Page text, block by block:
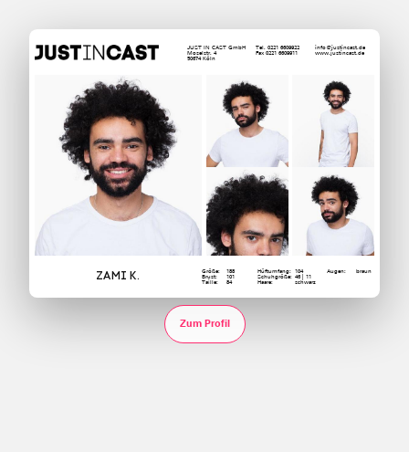
JUST IN CAST GmbH
Moselstr. 4
50674 Köln
Tel. 0221 6609922
Fax 0221 6609911
info@justincast.de
www.justincast.de
Zami K. Größe: 188 Hüftumfang: 104 Augen: braun
Brust: 101 Schuhgröße: 46 | 11
Taille: 84 Haare: schwarz
Zum Profil